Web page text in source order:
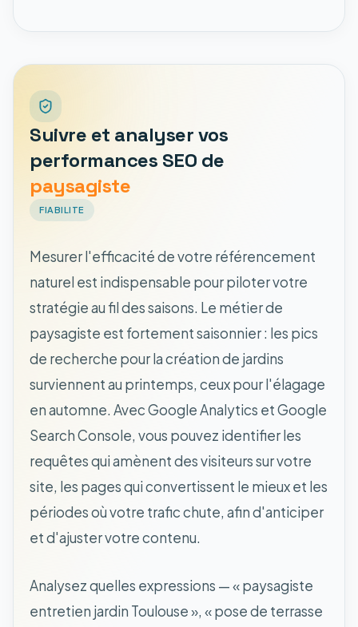
Suivre et analyser vos
performances SEO de
paysagiste
FIABILITE
Mesurer l'efficacité de votre référencement
naturel est indispensable pour piloter votre
stratégie au fil des saisons. Le métier de
paysagiste est fortement saisonnier : les pics
de recherche pour la création de jardins
surviennent au printemps, ceux pour l'élagage
en automne. Avec Google Analytics et Google
Search Console, vous pouvez identifier les
requêtes qui amènent des visiteurs sur votre
site, les pages qui convertissent le mieux et les
périodes où votre trafic chute, afin d'anticiper
et d'ajuster votre contenu.
Analysez quelles expressions — « paysagiste
entretien jardin Toulouse », « pose de terrasse